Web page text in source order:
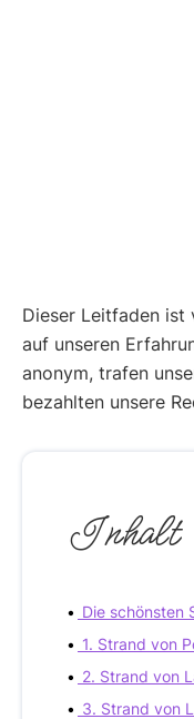
Dieser Leitfaden ist
auf unseren
anonym, trafen
bezahlten unsere
Inhalt
Die schönsten
1. Strand von
2. Strand von
3. Strand von